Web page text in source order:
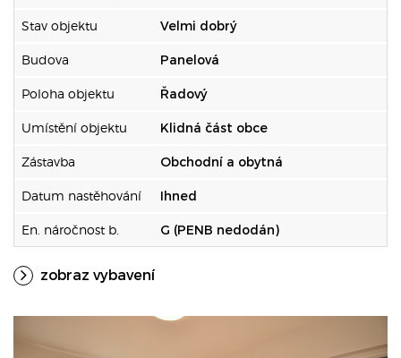
Stav objektu Velmi dobrý
Budova Panelová
Poloha objektu Řadový
Umístění objektu Klidná část obce
Zástavba Obchodní a obytná
Datum nastěhování Ihned
En. náročnost b. G (PENB nedodán)
zobraz vybavení